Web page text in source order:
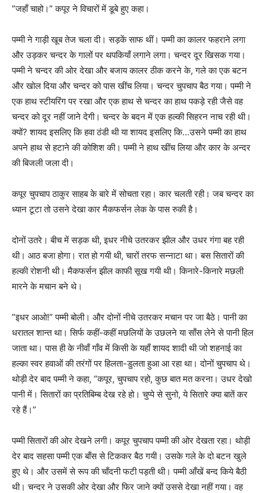
”जहाँ चाहो।” कपूर ने विचारों में डूबे हुए कहा।
पम्मी ने गाड़ी खूब तेज चला दी। सड़कें साफ थीं। पम्मी का कालर फहराने लगा
और उड़कर चन्दर के गालों पर थपकियाँ लगाने लगा। चन्दर दूर खिसक गया।
पम्मी ने चन्दर की ओर देखा और बजाय कालर ठीक करने के, गले का एक बटन
और खोल दिया और चन्दर को पास खींच लिया। चन्दर चुपचाप बैठ गया। पम्मी ने
एक हाथ स्टीयरिंग पर रखा और एक हाथ से चन्दर का हाथ पकड़े रही जैसे वह
चन्दर को दूर नहीं जाने देगी। चन्दर के बदन में एक हल्की सिहरन नाच रही थी।
क्यों? शायद इसलिए कि हवा ठंडी थी या शायद इसलिए कि…उसने पम्मी का हाथ
अपने हाथ से हटाने की कोशिश की। पम्मी ने हाथ खींच लिया और कार के अन्दर
की बिजली जला दी।
कपूर चुपचाप ठाकुर साहब के बारे में सोचता रहा। कार चलती रही। जब चन्दर का
ध्यान टूटा तो उसने देखा कार मैकफर्सन लेक के पास रुकी है।
दोनों उतरे। बीच में सड़क थी, इधर नीचे उतरकर झील और उधर गंगा बह रही
थी। आठ बजा होगा। रात हो गयी थी, चारों तरफ सन्नाटा था। बस सितारों की
हल्की रोशनी थी। मैकफर्सन झील काफी सूख गयी थी। किनारे-किनारे मछली
मारने के मचान बने थे।
”इधर आओ!” पम्मी बोली। और दोनों नीचे उतरकर मचान पर जा बैठे। पानी का
धरातल शान्त था। सिर्फ कहीं-कहीं मछलियों के उछलने या साँस लेने से पानी हिल
जाता था। पास ही के नीवाँ गाँव में किसी के यहाँ शायद शादी थी जो शहनाई का
हल्का स्वर हवाओं की तरंगों पर हिलता-डुलता हुआ आ रहा था। दोनों चुपचाप थे।
थोड़ी देर बाद पम्मी ने कहा, ”कपूर, चुपचाप रहो, कुछ बात मत करना। उधर देखो
पानी में। सितारों का प्रतिबिम्ब देख रहे हो। चुप्पे से सुनो, ये सितारे क्या बातें कर
रहे हैं।”
पम्मी सितारों की ओर देखने लगी। कपूर चुपचाप पम्मी की ओर देखता रहा। थोड़ी
देर बाद सहसा पम्मी एक बाँस से टिककर बैठ गयी। उसके गले के दो बटन खुले
हुए थे। और उसमें से रूप की चाँदनी फटी पड़ती थी। पम्मी आँखें बन्द किये बैठी
थी। चन्दर ने उसकी ओर देखा और फिर जाने क्यों उससे देखा नहीं गया। वह